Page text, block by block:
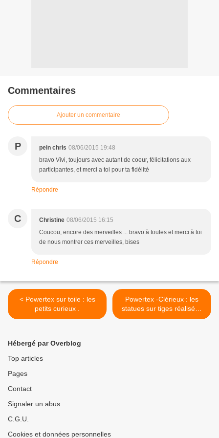
Commentaires
Ajouter un commentaire
P pein chris 08/06/2015 19:48
bravo Vivi, toujours avec autant de coeur, félicitations aux
participantes, et merci a toi pour ta fidélité
Répondre
C Christine 08/06/2015 16:15
Coucou, encore des merveilles ... bravo à toutes et merci à toi
de nous montrer ces merveilles, bises
Répondre
< Powertex sur toile : les
petits curieux .
Powertex -Clérieux : les
statues sur tiges réalisées
le 5 juin 2015 >
Hébergé par Overblog
Top articles
Pages
Contact
Signaler un abus
C.G.U.
Cookies et données personnelles